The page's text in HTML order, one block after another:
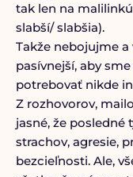
tak len na
slabší/ slabšia).
Takže nebojujme
pasívnejší, aby
potrebovať nikde
Z rozhovorov,
jasné, že posledné
strachov, agresie,
bezcieľnosti. Ale,